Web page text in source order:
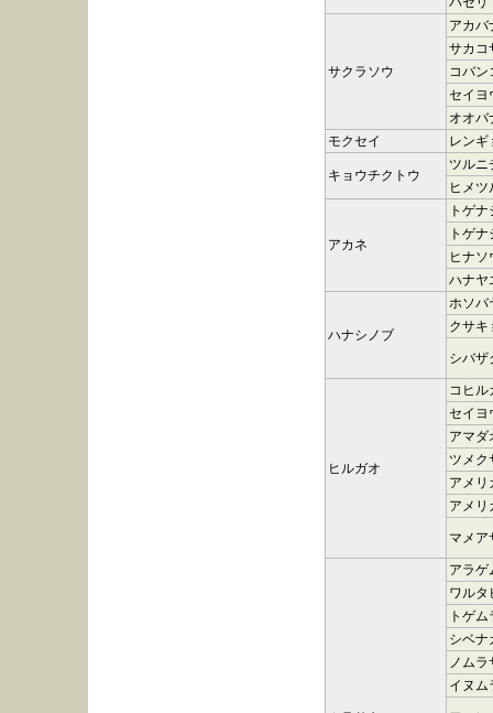
サクラソウ
アカバ
サカコ
コバン
セイヨ
オオバ
モクセイ
レンギ
キョウチクトウ
ツルニ
ヒメ
アカネ
トゲ
トゲ
ヒナソ
ハナヤ
ハナシノブ
ホソバ
クサキ
シバザ
ヒルガオ
コヒル
セイヨ
アマダ
ツメク
アメリ
アメリ
マメア
アラゲ
ワルタ
トゲ
シベナ
ノムラ
イヌム